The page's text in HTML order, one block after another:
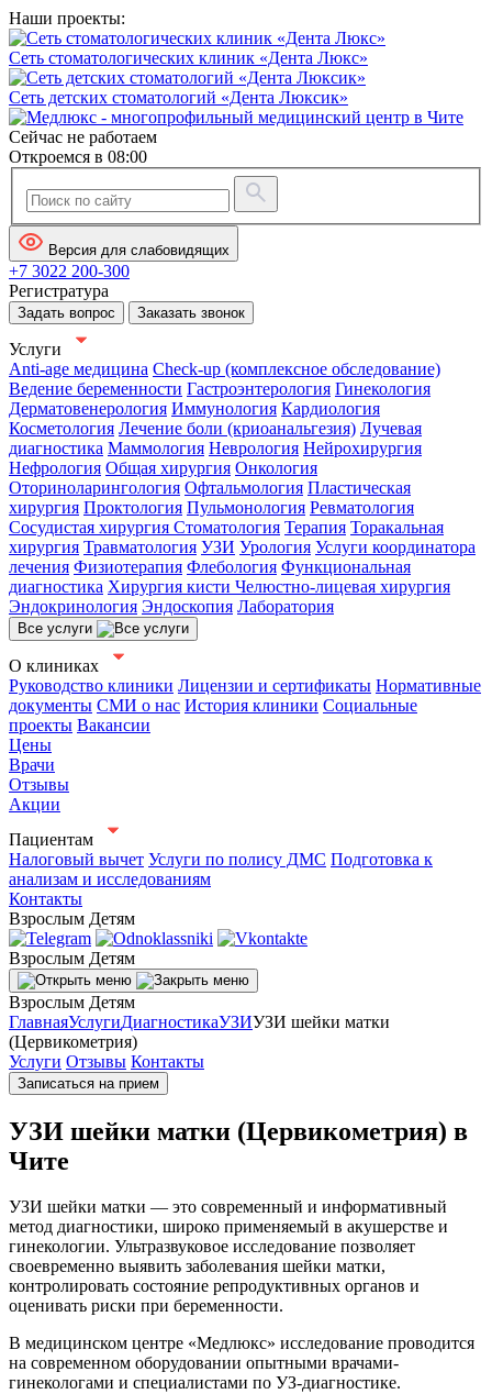
Наши проекты:
Сеть стоматологических клиник «Дента Люкс»
Сеть детских стоматологий «Дента Люксик»
Сейчас не работаем
Откроемся в 08:00
Версия для слабовидящих
+7 3022 200-300
Регистратура
Задать вопрос Заказать звонок
Услуги
Anti-age медицина Check-up (комплексное обследование)
Ведение беременности Гастроэнтерология Гинекология
Дерматовенерология Иммунология Кардиология
Косметология Лечение боли (криоанальгезия) Лучевая
диагностика Маммология Неврология Нейрохирургия
Нефрология Общая хирургия Онкология
Оториноларингология Офтальмология Пластическая
хирургия Проктология Пульмонология Ревматология
Сосудистая хирургия Стоматология Терапия Торакальная
хирургия Травматология УЗИ Урология Услуги координатора
лечения Физиотерапия Флебология Функциональная
диагностика Хирургия кисти Челюстно-лицевая хирургия
Эндокринология Эндоскопия Лаборатория
Все услуги
О клиниках
Руководство клиники Лицензии и сертификаты Нормативные
документы СМИ о нас История клиники Социальные
проекты Вакансии
Цены
Врачи
Отзывы
Акции
Пациентам
Налоговый вычет Услуги по полису ДМС Подготовка к
анализам и исследованиям
Контакты
Взрослым Детям
Взрослым Детям
Взрослым Детям
ГлавнаяУслугиДиагностикаУЗИУЗИ шейки матки
(Цервикометрия)
Услуги Отзывы Контакты
Записаться на прием
УЗИ шейки матки (Цервикометрия) в
Чите
УЗИ шейки матки — это современный и информативный
метод диагностики, широко применяемый в акушерстве и
гинекологии. Ультразвуковое исследование позволяет
своевременно выявить заболевания шейки матки,
контролировать состояние репродуктивных органов и
оценивать риски при беременности.
В медицинском центре «Медлюкс» исследование проводится
на современном оборудовании опытными врачами-
гинекологами и специалистами по УЗ-диагностике.